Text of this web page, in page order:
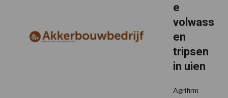
e
volwass
en
tripsen
in uien
Agrifirm